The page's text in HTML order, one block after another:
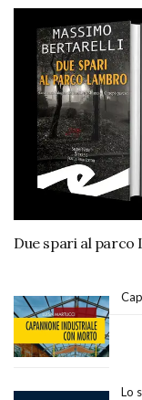
Due spari al parco
Lo